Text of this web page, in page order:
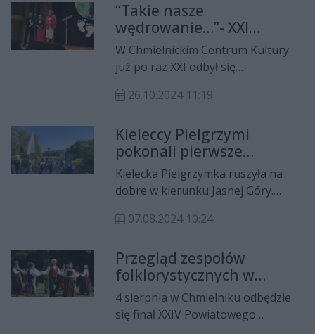
“Takie nasze
wędrowanie…”- XXI
Świętokrzyski Przegląd
Artystyczny Osób
Niepełnosprawnych w
Chmielniku
W Chmielnickim Centrum Kultury
już po raz XXI odbył się
Osób Niepełnosprawnych.
nasze wędrowanie…” po raz kolejny
stało się wyjątkową okazją do
zaprezentowania dorobku
artystycznego osób
niepełnosprawnych i ich
opiekunów.
26.10.2024 11:19
Kieleccy Pielgrzymi
pokonali pierwsze
trudności
Kielecka Pielgrzymka ruszyła na
dobre w kierunku Jasnej Góry.
km, przemierzając miejscowości
pińczowskiego.
07.08.2024 10:24
Przegląd zespołów
folklorystycznych w
Chmielniku
4 sierpnia w Chmielniku odbędzie
się finał XXIV Powiatowego